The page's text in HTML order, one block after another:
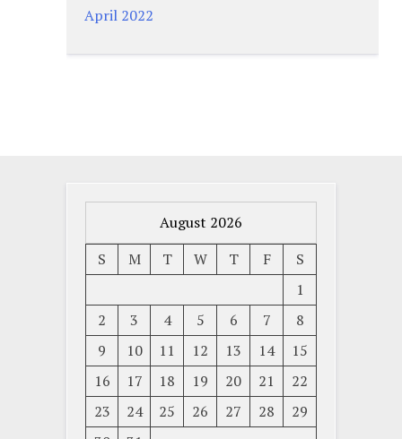
April 2022
August 2026
S
M T W T F
S
1
2
3 4 5 6 7
8
9
10 11 12 13 14
15
16
17 18 19 20 21
22
23
24 25 26 27 28
29